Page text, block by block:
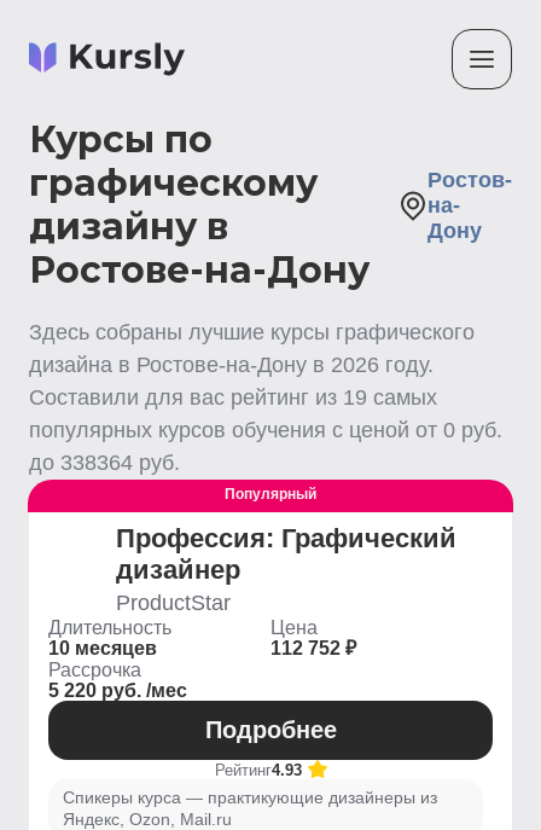
Курсы по
графическому
дизайну в
Ростове-на-Дону
Ростов-
на-
Дону
Здесь собраны лучшие курсы графического
дизайна в Ростове-на-Дону в 2026 году.
Составили для вас рейтинг из 19 самых
популярных курсов обучения с ценой от 0 руб.
до 338364 руб.
Популярный
Профессия: Графический
дизайнер
ProductStar
Длительность
10 месяцев
Цена
112 752 ₽
Рассрочка
5 220 руб. /мес
Подробнее
Рейтинг4.93
Спикеры курса — практикующие дизайнеры из
Яндекс, Ozon, Mail.ru